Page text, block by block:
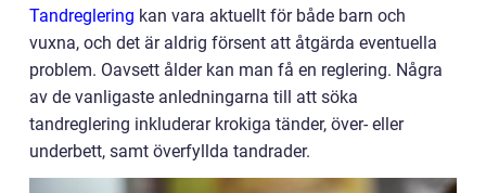
Tandreglering kan vara aktuellt för både barn och
vuxna, och det är aldrig försent att åtgärda eventuella
problem. Oavsett ålder kan man få en reglering. Några
av de vanligaste anledningarna till att söka
tandreglering inkluderar krokiga tänder, över- eller
underbett, samt överfyllda tandrader.